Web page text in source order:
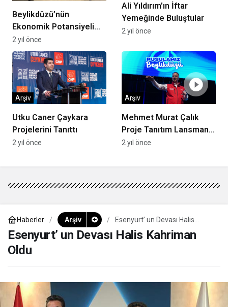
Beylikdüzü’nün
Ekonomik Potansiyeli
Yükseliyor!
2 yıl önce
Ali Yıldırım’ın İftar
Yemeğinde Buluştular
2 yıl önce
Utku Caner Çaykara
Projelerini Tanıttı
Arşiv
2 yıl önce
Mehmet Murat Çalık
Proje Tanıtım Lansmanı
Gerçekleşti
Arşiv
2 yıl önce
Haberler Arşiv
Esenyurt’ un Devası Halis
Esenyurt’ un Devası Halis Kahriman
Oldu